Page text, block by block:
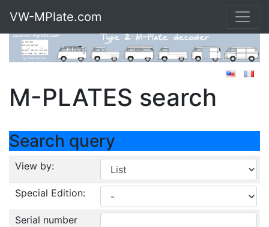
VW-MPlate.com
M-PLATES search
Search query
View by:
Special Edition:
Serial number